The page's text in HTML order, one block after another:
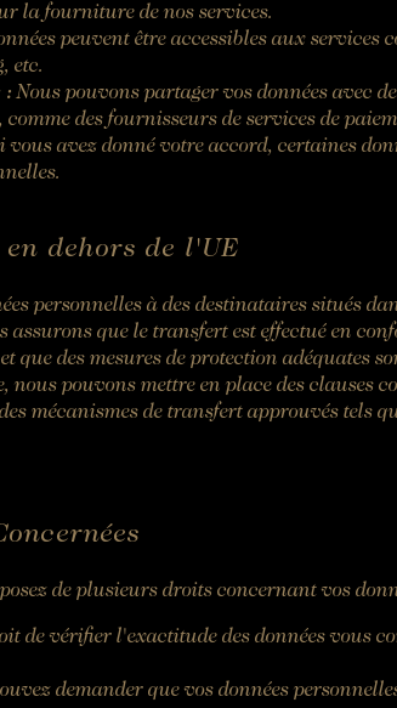
la fourniture de nos services.
peuvent être accessibles aux services
etc.
: Nous pouvons partager vos données avec
des fournisseurs de services de
vous avez donné votre accord, certaines
dehors de l'UE
personnelles à des destinataires situés
assurons que le transfert est effectué en
que des mesures de protection adéquates
nous pouvons mettre en place des clauses
mécanismes de transfert approuvés tels
de plusieurs droits concernant vos
de vérifier l'exactitude des données vous
demander que vos données